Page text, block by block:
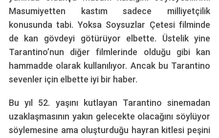
Masumiyetten kastım sadece milliyetçilik
konusunda tabi. Yoksa Soysuzlar Çetesi filminde
de kan gövdeyi götürüyor elbette. Üstelik yine
Tarantino’nun diğer filmlerinde olduğu gibi kan
hammadde olarak kullanılıyor. Ancak bu Tarantino
sevenler için elbette iyi bir haber.
Bu yıl 52. yaşını kutlayan Tarantino sinemadan
uzaklaşmasının yakın gelecekte olacağını söylüyor
söylemesine ama oluşturduğu hayran kitlesi peşini